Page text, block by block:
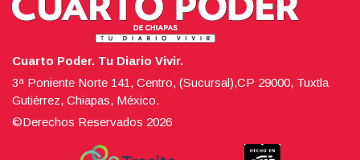
Cuarto Poder. Tu Diario Vivir.
3ª Poniente Norte 141, Centro, (Sucursal),CP 29000, Tuxtla
Gutiérrez, Chiapas, México.
©Derechos Reservados 2026